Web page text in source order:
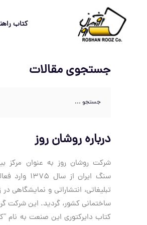
کتاب
جستجوی مقالات
برای:
درباره روشان روز
شرکت روشان روز به عنوان مرکز
سنگ ایران از
تبلیغاتی، انتشاراتی و نمایشگاهی
ساختمانی کشور، گردید. این شرکت
کتاب دایرکتوری این صنعت به نام